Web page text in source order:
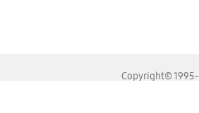
Copyright© 1995-